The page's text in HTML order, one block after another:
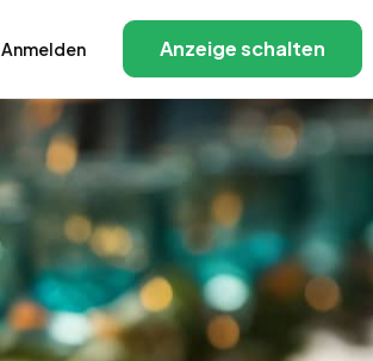
Anmelden Anzeige schalten